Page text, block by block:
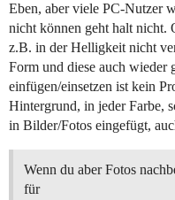
Eben, aber viele PC-Nutzer
nicht können geht halt nicht.
z.B. in der Helligkeit nicht
Form und diese auch wieder
einfügen/einsetzen ist kein
Hintergrund, in jeder Farbe,
in Bilder/Fotos eingefügt,
Wenn du aber Fotos
für